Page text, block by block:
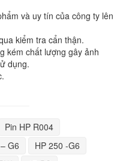
và uy tín của công ty lên
kiểm tra cẩn thận.
kém chất lượng gây ảnh
dụng.
Pin HP R004
G6
HP 250 -G6